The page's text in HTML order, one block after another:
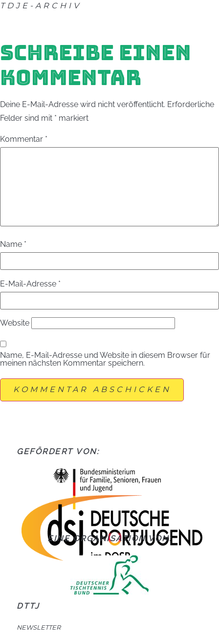
TDJE-ARCHIV
SCHREIBE EINEN
KOMMENTAR
Deine E-Mail-Adresse wird nicht veröffentlicht. Erforderliche
Felder sind mit * markiert
Kommentar *
Name *
E-Mail-Adresse *
Website
Name, E-Mail-Adresse und Website in diesem Browser für
meinen nächsten Kommentar speichern.
GEFÖRDERT VON:
EINE ORGANISATION VON:
DTTJ
NEWSLETTER